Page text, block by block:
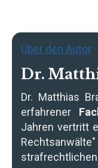
Über den Autor
Dr.
Dr. Matthias
erfahrener
Jahren vertritt